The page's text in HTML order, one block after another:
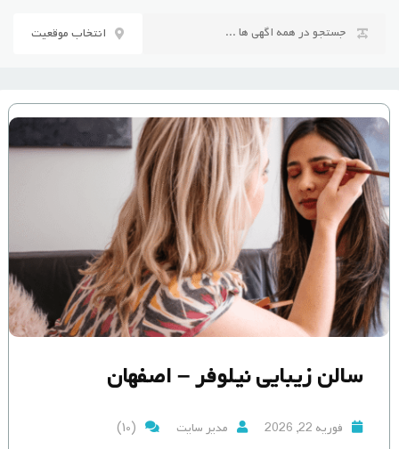
انتخاب موقعیت
سالن زیبایی نیلوفر – اصفهان
فوریه 22, 2026 مدیر سایت (10)